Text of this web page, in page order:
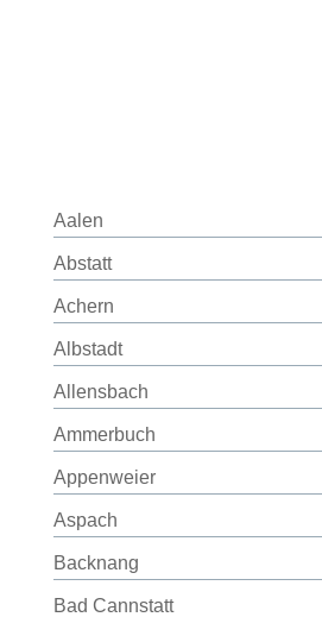
Aalen
Abstatt
Achern
Albstadt
Allensbach
Ammerbuch
Appenweier
Aspach
Backnang
Bad Cannstatt